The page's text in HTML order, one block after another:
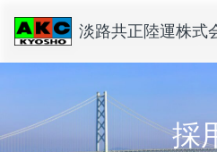
淡路共正陸運株式
採